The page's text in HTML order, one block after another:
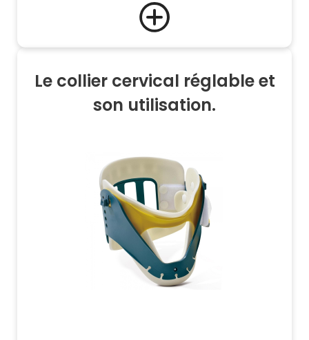
Le collier cervical réglable et
son utilisation.